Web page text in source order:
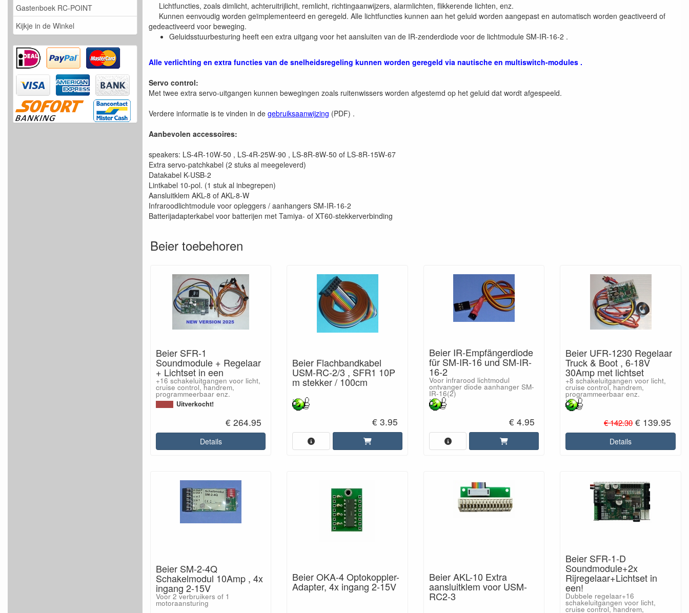
Gastenboek RC-POINT
Kijkje in de Winkel
Lichtfuncties, zoals dimlicht, achteruitrijlicht, remlicht, richtingaanwijzers, alarmlichten, flikkerende lichten, enz.
Kunnen eenvoudig worden geïmplementeerd en geregeld. Alle lichtfuncties kunnen aan het geluid worden aangepast en automatisch worden geactiveerd of
gedeactiveerd voor beweging.
Geluidsstuurbesturing heeft een extra uitgang voor het aansluiten van de IR-zenderdiode voor de lichtmodule SM-IR-16-2 .
Alle verlichting en extra functies van de snelheidsregeling kunnen worden geregeld via nautische en multiswitch-modules .
Servo control:
Met twee extra servo-uitgangen kunnen bewegingen zoals ruitenwissers worden afgestemd op het geluid dat wordt afgespeeld.
Verdere informatie is te vinden in de gebruiksaanwijzing (PDF) .
Aanbevolen accessoires:
speakers: LS-4R-10W-50 , LS-4R-25W-90 , LS-8R-8W-50 of LS-8R-15W-67
Extra servo-patchkabel (2 stuks al meegeleverd)
Datakabel K-USB-2
Lintkabel 10-pol. (1 stuk al inbegrepen)
Aansluitklem AKL-8 of AKL-8-W
Infraroodlichtmodule voor opleggers / aanhangers SM-IR-16-2
Batterijadapterkabel voor batterijen met Tamiya- of XT60-stekkerverbinding
Beier toebehoren
Beier SFR-1
Soundmodule + Regelaar
+ Lichtset in een
+16 schakeluitgangen voor licht,
cruise control, handrem,
programmeerbaar enz.
Uitverkocht!
€ 264.95
Details
Beier Flachbandkabel
USM-RC-2/3 , SFR1 10P
m stekker / 100cm
€ 3.95
Beier IR-Empfängerdiode
für SM-IR-16 und SM-IR-
16-2
Voor infrarood lichtmodul
ontvanger diode aanhanger SM-
IR-16(2)
€ 4.95
Beier UFR-1230 Regelaar
Truck & Boot , 6-18V
30Amp met lichtset
+8 schakeluitgangen voor licht,
cruise control, handrem,
programmeerbaar enz.
€ 142.30€ 139.95
Details
Beier SM-2-4Q
Schakelmodul 10Amp , 4x
ingang 2-15V
Voor 2 verbruikers of 1
motoraansturing
Beier OKA-4 Optokoppler-
Adapter, 4x ingang 2-15V
Beier AKL-10 Extra
aansluitklem voor USM-
RC2-3
Beier SFR-1-D
Soundmodule+2x
Rijregelaar+Lichtset in
een!
Dubbele regelaar+16
schakeluitgangen voor licht,
cruise control, handrem,